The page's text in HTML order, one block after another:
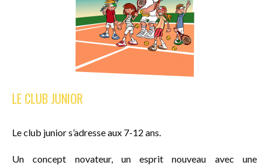
LE CLUB JUNIOR
Le club junior s’adresse aux 7-12 ans.
Un concept novateur, un esprit nouveau avec une